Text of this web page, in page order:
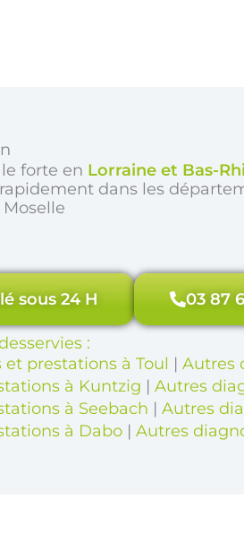
forte en Lorraine et Bas-
dans les
sous 24 H 03 87
:
prestations à Toul |Autres
à Kuntzig |Autres
à Seebach |Autres
à Dabo |Autres